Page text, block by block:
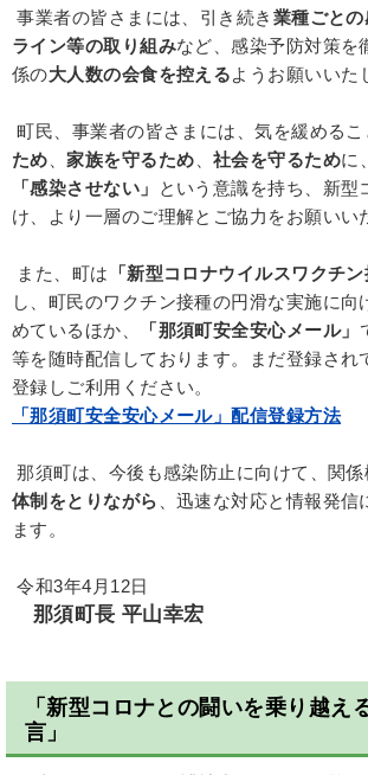
事業者の皆さまには、引き続き 業種ごと
ライン等の取り組みなど、感染予防対策を
係の大人数の会食を控えるようお願いいた
町民、事業者の皆さまには、気を緩めるこ
ため 、家族を守るため 社会を守るために、
「感染させない」
という意識を持ち、新型
け、より一層のご理解とご協力をお願いい
また、町は
「新型コロナウイルスワクチ
し、町民のワクチン接種の円滑な実施に向
めているほか、
「那須町安全安心メール」
等を随時配信しております。まだ登録され
登録しご利用ください。
「那須町安全安心メール」配信登録方法
那須町は、今後も感染防止に向けて、関係
体制をとりながら 、迅速な対応と情報発信
ます。
令和3年4月12日
那須町長 平山幸宏
「新型コロナとの闘いを乗り越え
言」